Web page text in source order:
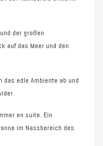
der großen
auf das Meer und den
das edle Ambiente ab und
en suite. Ein
im Nassbereich des